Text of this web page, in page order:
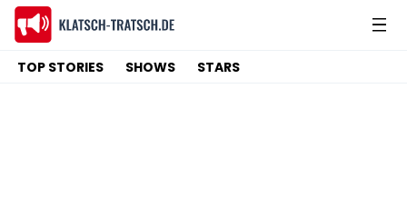
TOP STORIES SHOWS STARS